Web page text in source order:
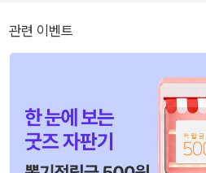
관련 이벤트